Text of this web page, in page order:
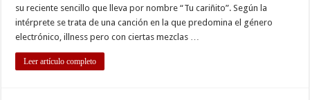
su reciente sencillo que lleva por nombre “Tu cariñito”. Según la
intérprete se trata de una canción en la que predomina el género
electrónico, illness pero con ciertas mezclas …
Leer artículo completo